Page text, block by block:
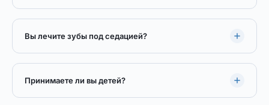
Вы лечите зубы под седацией?
Принимаете ли вы детей?